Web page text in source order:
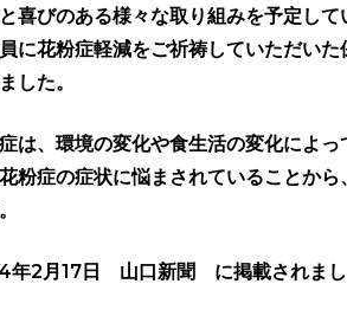
喜びのある様々な取り組みを予定し
に花粉症軽減をご祈祷していただい
した。
は、環境の変化や食生活の変化によ
粉症の症状に悩まされていることか
年2月17日 山口新聞 に掲載されま